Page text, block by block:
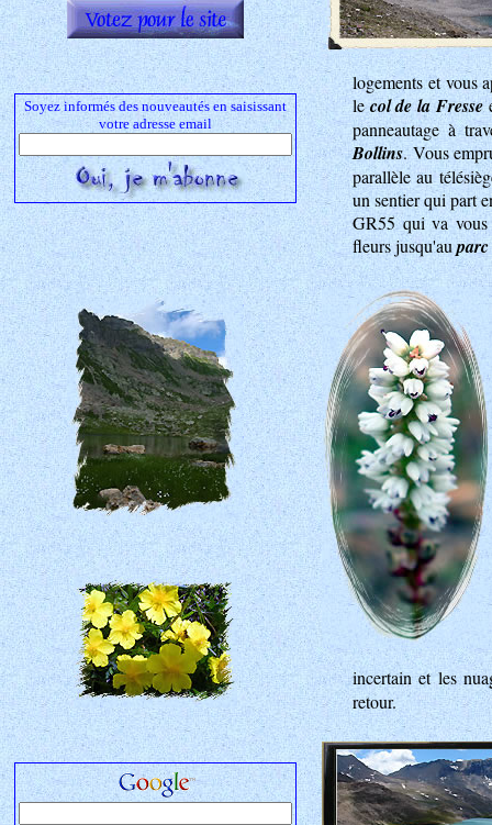
Soyez informés des nouveautés en saisissant
votre adresse email
logements et vous
lecol de la Fresse
panneautage à
Bollins. Vous
parallèle au
un sentier qui part
GR55 qui va vous
fleurs jusqu'au
incertain et les
retour.